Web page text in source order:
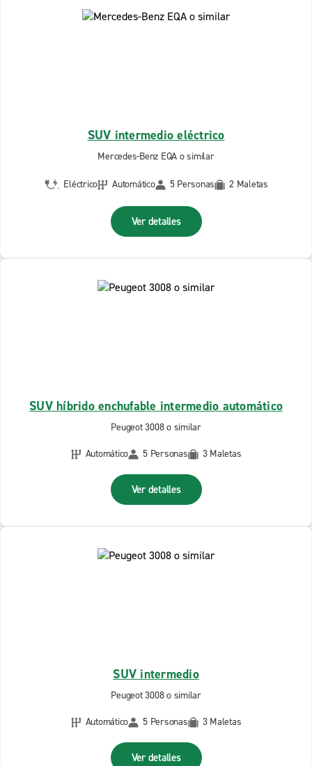
SUV intermedio eléctrico
Mercedes-Benz EQA o similar
Eléctrico Automático 5 Personas 2 Maletas
Ver detalles
SUV híbrido enchufable intermedio automático
Peugeot 3008 o similar
Automático
5 Personas 3 Maletas
Ver detalles
SUV intermedio
Peugeot 3008 o similar
Automático
5 Personas 3 Maletas
Ver detalles